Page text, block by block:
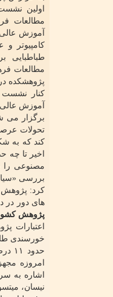
اولین
مطالعات
آموزش
کامپیوتر
طباطبایی
مطالعات
پژوهشکده
کنار نشست
آموزش
برگزار می
کند که به
اخیر تا چه
مصنوعی را
بررسی
کرد: پژوهش
های دور در
پژوهش
اعتبارات
خورسندی
امروزه
اشاره به
نیسان،